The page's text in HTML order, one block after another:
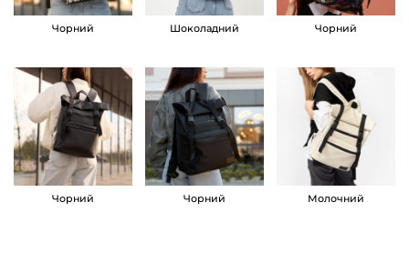
o
L
T
T
б
е
ж
Чорний Шоколадний Чорний
Чорний Чорний Молочний